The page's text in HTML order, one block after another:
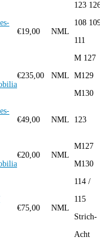
123
€19,00 NML
108
111
€235,00 NML
M 127
M129
M130
€49,00 NML 123
€20,00 NML
M127
M130
€75,00 NML
114 /
115
Strich-
Acht